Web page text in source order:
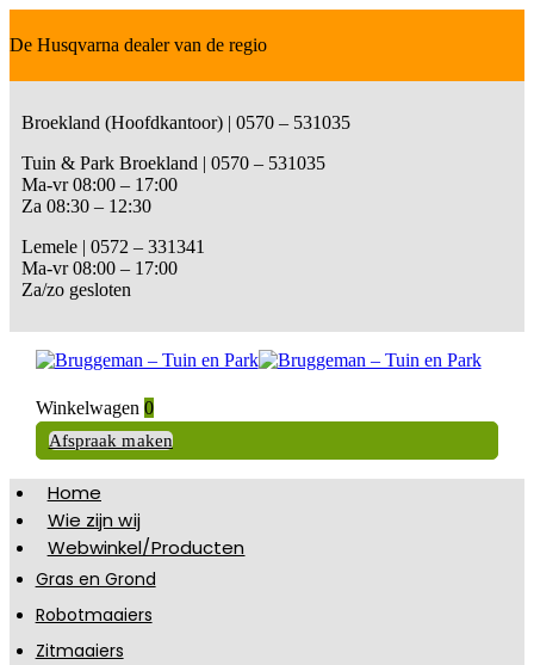
De Husqvarna dealer van de regio
Broekland (Hoofdkantoor) | 0570 – 531035
Tuin & Park Broekland | 0570 – 531035
Ma-vr 08:00 – 17:00
Za 08:30 – 12:30
Lemele | 0572 – 331341
Ma-vr 08:00 – 17:00
Za/zo gesloten
Winkelwagen 0
Afspraak maken
Home
Wie zijn wij
Webwinkel/Producten
Gras en Grond
Robotmaaiers
Zitmaaiers